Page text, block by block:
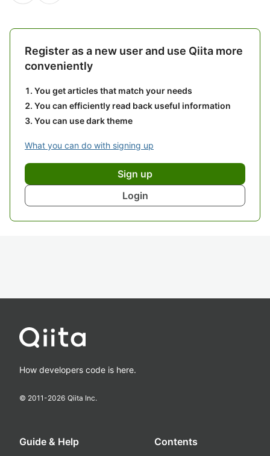
Register as a new user and use Qiita more
conveniently
You get articles that match your needs
You can efficiently read back useful information
You can use dark theme
What you can do with signing up
Sign up
Login
How developers code is here.
© 2011-2026 Qiita Inc.
Guide & Help Contents